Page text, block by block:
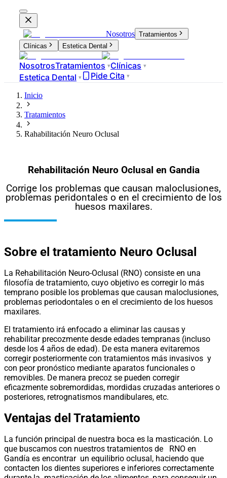
Nosotros Tratamientos
Clínicas
Estetica Dental
NosotrosTratamientos ▾Clínicas ▾
Estetica Dental ▾ Pide Cita ▾
Inicio
Tratamientos
Rahabilitación Neuro Oclusal
Rehabilitación Neuro Oclusal en Gandia
Corrige los problemas que causan maloclusiones,
problemas peridontales o en el crecimiento de los
huesos maxilares.
Sobre el tratamiento Neuro Oclusal
La Rehabilitación Neuro-Oclusal (RNO) consiste en una
filosofía de tratamiento, cuyo objetivo es corregir lo más
temprano posible los problemas que causan maloclusiones,
problemas periodontales o en el crecimiento de los huesos
maxilares.
El tratamiento irá enfocado a eliminar las causas y
rehabilitar precozmente desde edades tempranas (incluso
desde los 4 años de edad). De esta manera evitaremos
corregir posteriormente con tratamientos más invasivos y
con peor pronóstico mediante aparatos funcionales o
removibles. De manera precoz se pueden corregir
eficazmente sobremordidas, mordidas cruzadas anteriores o
posteriores, retrognatismos mandibulares, etc.
Ventajas del Tratamiento
La función principal de nuestra boca es la masticación. Lo
que buscamos con nuestros tratamientos de RNO en
Gandía es encontrar un equilibrio oclusal, haciendo que
contacten los dientes superiores e inferiores correctamente